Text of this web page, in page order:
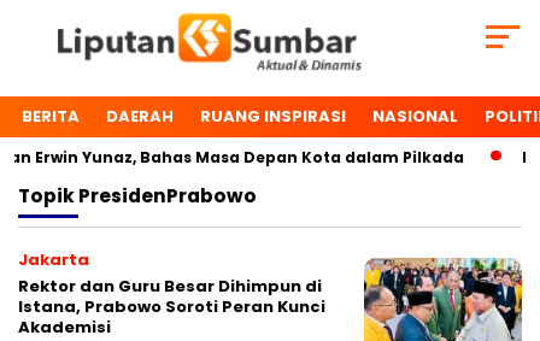
BERITA DAERAH RUANG INSPIRASI NASIONAL
Erwin Yunaz, Bahas Masa Depan Kota dalam Pilkada
TopikPresidenPrabowo
Jakarta
Rektor dan Guru Besar Dihimpun di
Istana, Prabowo Soroti Peran Kunci
Akademisi